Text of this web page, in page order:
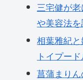
三宅健が
や美容法を
相葉雅紀
トイプー
菖蒲まり